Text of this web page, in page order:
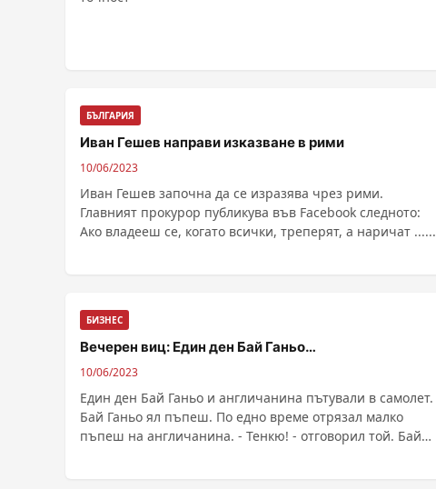
БЪЛГАРИЯ
Иван Гешев направи изказване в рими
10/06/2023
Иван Гешев започна да се изразява чрез рими.
Главният прокурор публикува във Facebook следното:
Ако владееш се, когато всички, треперят, а наричат ......
БИЗНЕС
Вечерен виц: Един ден Бай Ганьо…
10/06/2023
Един ден Бай Ганьо и англичанина пътували в самолет.
Бай Ганьо ял пъпеш. По едно време отрязал малко
пъпеш на англичанина. - Тенкю! - отговорил той. Бай